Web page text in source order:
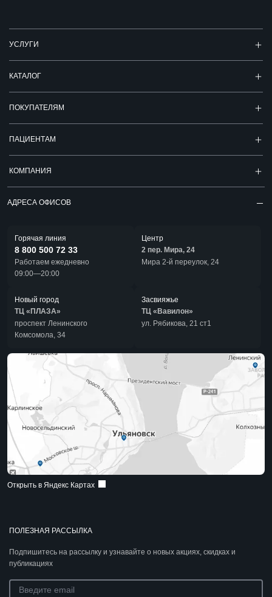
ПОЛЕЗНАЯ РАССЫЛКА
Подпишитесь на рассылку и узнавайте о новых акциях, скидках и
публикациях
УСЛУГИ
КАТАЛОГ
ПОКУПАТЕЛЯМ
ПАЦИЕНТАМ
КОМПАНИЯ
АДРЕСА ОФИСОВ
Горячая линия
8 800 500 72 33
Работаем ежедневно
09:00—20:00
Центр
2 пер. Мира, 24
Мира 2-й переулок, 24
Новый город
ТЦ «ПЛАЗА»
проспект Ленинского
Комсомола, 34
Засвияжье
ТЦ «Вавилон»
ул. Рябикова, 21 ст1
Открыть в Яндекс Картах